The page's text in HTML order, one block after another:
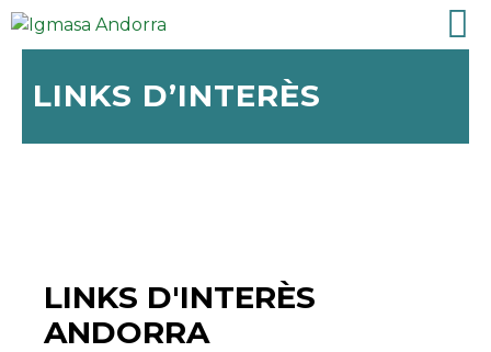
LINKS D’INTERÈS
LINKS D'INTERÈS
ANDORRA